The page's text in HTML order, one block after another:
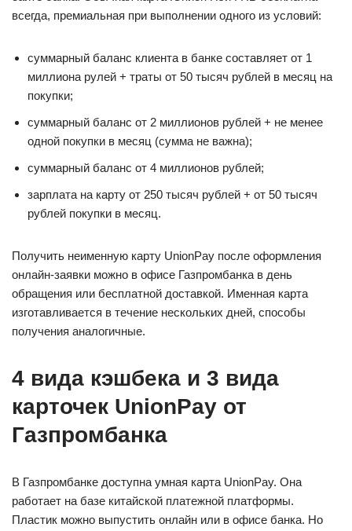
всегда, премиальная при выполнении одного из условий:
суммарный баланс клиента в банке составляет от 1
миллиона рулей + траты от 50 тысяч рублей в месяц на
покупки;
суммарный баланс от 2 миллионов рублей + не менее
одной покупки в месяц (сумма не важна);
суммарный баланс от 4 миллионов рублей;
зарплата на карту от 250 тысяч рублей + от 50 тысяч
рублей покупки в месяц.
Получить неименную карту UnionPay после оформления
онлайн-заявки можно в офисе Газпромбанка в день
обращения или бесплатной доставкой. Именная карта
изготавливается в течение нескольких дней, способы
получения аналогичные.
4 вида кэшбека и 3 вида
карточек UnionPay от
Газпромбанка
В Газпромбанке доступна умная карта UnionPay. Она
работает на базе китайской платежной платформы.
Пластик можно выпустить онлайн или в офисе банка. Но